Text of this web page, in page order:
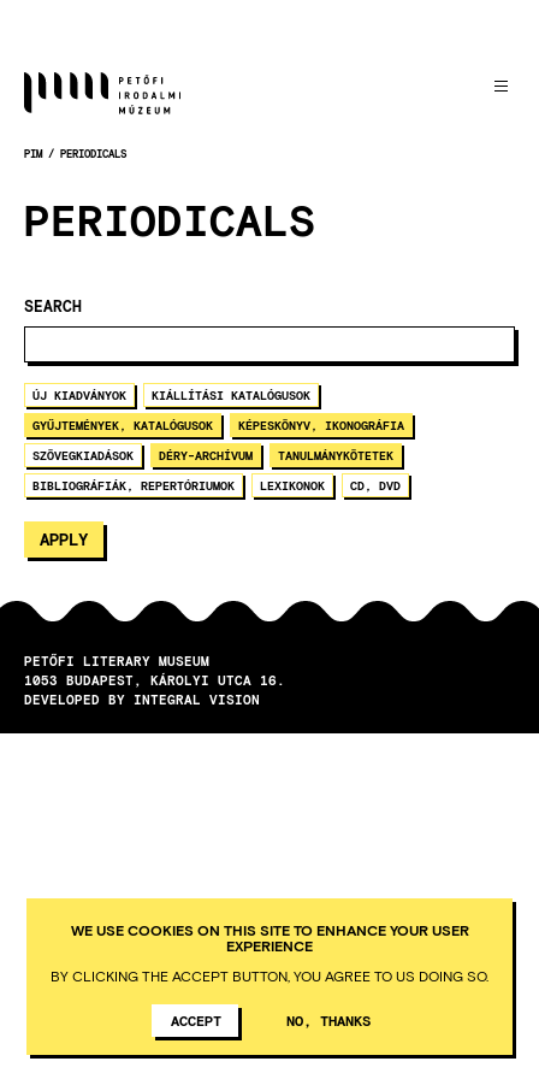
obsah
PIM PERIODICALS
PERIODICALS
SEARCH
ÚJ KIADVÁNYOK KIÁLLÍTÁSI KATALÓGUSOK
GYŰJTEMÉNYEK, KATALÓGUSOK KÉPESKÖNYV, IKONOGRÁFIA
SZÖVEGKIADÁSOK DÉRY-ARCHÍVUM TANULMÁNYKÖTETEK
BIBLIOGRÁFIÁK, REPERTÓRIUMOK LEXIKONOK CD, DVD
PETŐFI LITERARY MUSEUM
1053
BUDAPEST
KÁROLYI UTCA 16.
DEVELOPED BY INTEGRAL VISION
WE USE COOKIES ON THIS SITE TO ENHANCE YOUR USER
EXPERIENCE
BY CLICKING THE ACCEPT BUTTON, YOU AGREE TO US DOING SO.
ACCEPT NO, THANKS